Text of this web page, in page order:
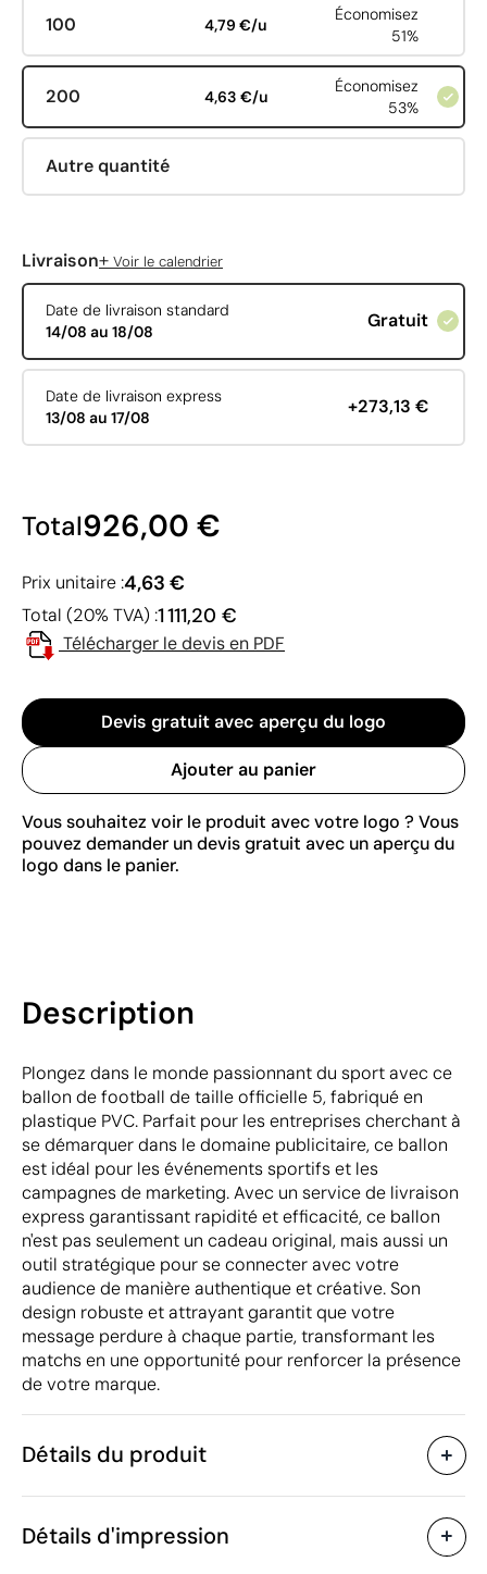
100 4,79 €/u
Économisez
51%
200 4,63 €/u
Économisez
53%
Autre quantité
Livraison+ Voir le calendrier
Date de livraison standard
14/08 au 18/08
Gratuit
Date de livraison express
13/08 au 17/08
+273,13 €
Total926,00 €
Prix unitaire :4,63 €
Total (20% TVA) :1 111,20 €
Télécharger le devis en PDF
Devis gratuit avec aperçu du logo
Ajouter au panier
Vous souhaitez voir le produit avec votre logo ? Vous
pouvez demander un devis gratuit avec un aperçu du
logo dans le panier.
Description
Plongez dans le monde passionnant du sport avec ce
ballon de football de taille officielle 5, fabriqué en
plastique PVC. Parfait pour les entreprises cherchant à
se démarquer dans le domaine publicitaire, ce ballon
est idéal pour les événements sportifs et les
campagnes de marketing. Avec un service de livraison
express garantissant rapidité et efficacité, ce ballon
n'est pas seulement un cadeau original, mais aussi un
outil stratégique pour se connecter avec votre
audience de manière authentique et créative. Son
design robuste et attrayant garantit que votre
message perdure à chaque partie, transformant les
matchs en une opportunité pour renforcer la présence
de votre marque.
Détails du produit
Caractéristiques
Code du produit
Détails d'impression